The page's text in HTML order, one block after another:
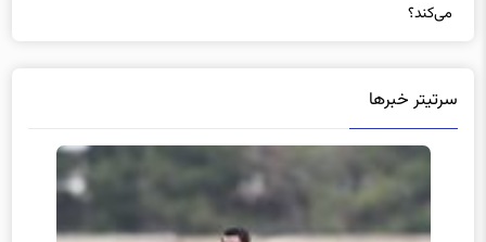
می‌کند؟
سرتیتر خبرها